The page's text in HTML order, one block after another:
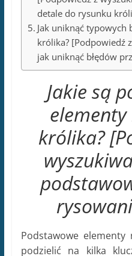
Jakie są
królika?
Podstawowe
podzielić na kilka
wpływają na
przedstawienia
Zrozumienie tych
tworzeniu bardziej
rysunków